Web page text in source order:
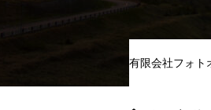
有限会社フォト